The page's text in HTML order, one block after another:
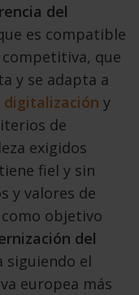
del
es compatible
competitiva, que
y se adapta a
digitalización y
de
exigidos
fiel y sin
y valores de
objetivo
del
siguiendo el
europea más